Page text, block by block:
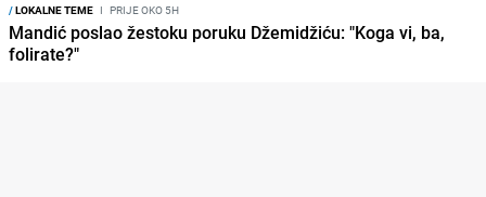
/LOKALNE TEME I PRIJE OKO 5H
Mandić poslao žestoku poruku Džemidžiću: "Koga vi, ba,
folirate?"